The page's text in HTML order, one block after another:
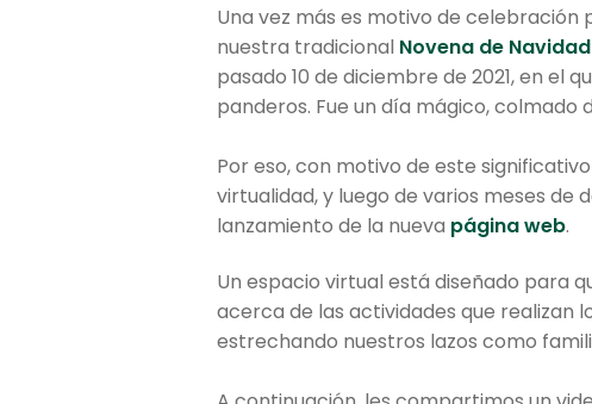
Una vez más es motivo de celebración
nuestra tradicional Novena de Navidad
pasado 10 de diciembre de 2021, en el
panderos. Fue un día mágico, colmado
Por eso, con motivo de este
virtualidad, y luego de varios meses
lanzamiento de la nueva página web.
Un espacio virtual está diseñado para
acerca de las actividades que realizan
estrechando nuestros lazos como